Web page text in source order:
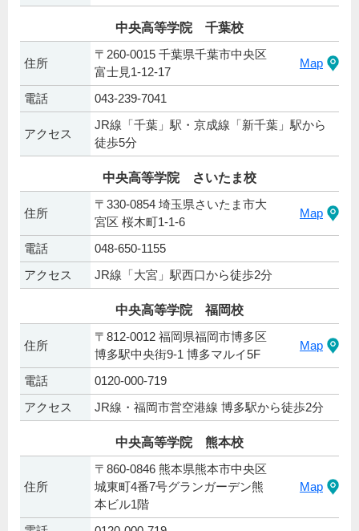
中央高等学院 千葉校
住所
〒260-0015 千葉県千葉市中央区
富士見1-12-17
Map
電話 043-239-7041
アクセス
JR線「千葉」駅・京成線「新千葉」駅から
徒歩5分
中央高等学院 さいたま校
住所
〒330-0854 埼玉県さいたま市大
宮区 桜木町1-1-6
Map
電話
048-650-1155
アクセス
JR線「大宮」駅西口から徒歩2分
中央高等学院 福岡校
住所
〒812-0012 福岡県福岡市博多区
博多駅中央街9-1 博多マルイ5F
Map
電話
0120-000-719
アクセス
JR線・福岡市営空港線 博多駅から徒歩2分
中央高等学院 熊本校
住所
〒860-0846 熊本県熊本市中央区
城東町4番7号グランガーデン熊
本ビル1階
Map